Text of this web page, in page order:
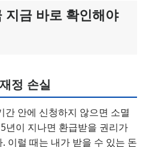
지금 바로 확인해야
정 손실
간 안에 신청하지 않으면 소멸
년이 지나면 환급받을 권리가
이럴 때는 내가 받을 수 있는 돈